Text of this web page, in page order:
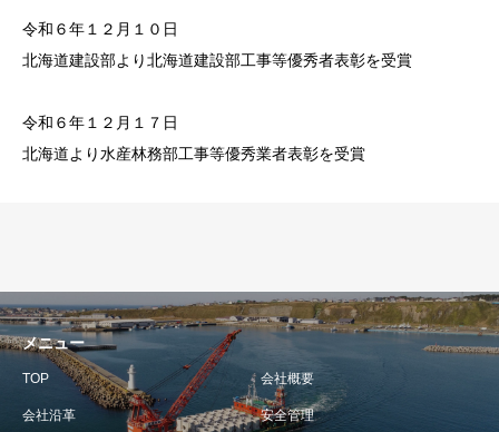
令和６年１２月１０日
北海道建設部より北海道建設部工事等優秀者表彰を受賞
令和６年１２月１７日
北海道より水産林務部工事等優秀業者表彰を受賞
メニュー
TOP 会社概要
会社沿革 安全管理